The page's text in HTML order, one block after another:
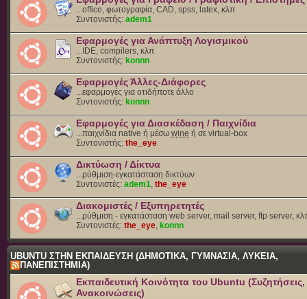
...office, φωτογραφία, CAD, spss, latex, κλπ
Συντονιστής: adem1
Εφαρμογές για Ανάπτυξη Λογισμικού
...IDE, compilers, κλπ
Συντονιστής: konnn
Εφαρμογές Άλλες-Διάφορες
...εφαρμογές για οτιδήποτε άλλο
Συντονιστής: konnn
Εφαρμογές για Διασκέδαση / Παιχνίδια
...παιχνίδια native ή μέσω wine ή σε virtual-box
Συντονιστής: the_eye
Δικτύωση / Δίκτυα
...ρύθμιση-εγκατάσταση δικτύων
Συντονιστές: adem1 the_eye
Διακομιστές / Εξυπηρετητές
...ρύθμιση - εγκατάσταση web server, mail server, ftp server,
Συντονιστές: the_eye konnn
UBUNTU ΣΤΗΝ ΕΚΠΑΙΔΕΥΣΗ (ΔΗΜΟΤΙΚΑ, ΓΥΜΝΑΣΙΑ, ΛΥΚΕΙΑ,
ΠΑΝΕΠΙΣΤΗΜΙΑ)
Εκπαιδευτική Κοινότητα του Ubuntu
Ανακοινώσεις)